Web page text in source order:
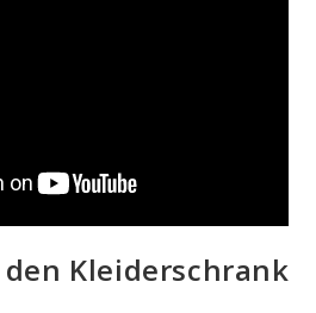
den Kleiderschrank